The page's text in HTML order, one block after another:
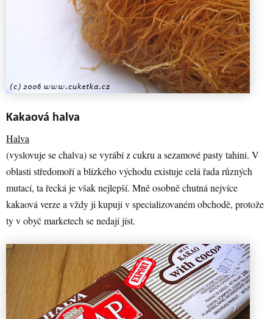
Kakaová halva
Halva
(vyslovuje se chalva) se vyrábí z cukru a sezamové pasty tahini. V
oblasti středomoří a blízkého východu existuje celá řada různých
mutací, ta řecká je však nejlepší. Mně osobně chutná nejvíce
kakaová verze a vždy ji kupuji v specializovaném obchodě, protože
ty v obyč marketech se nedají jíst.